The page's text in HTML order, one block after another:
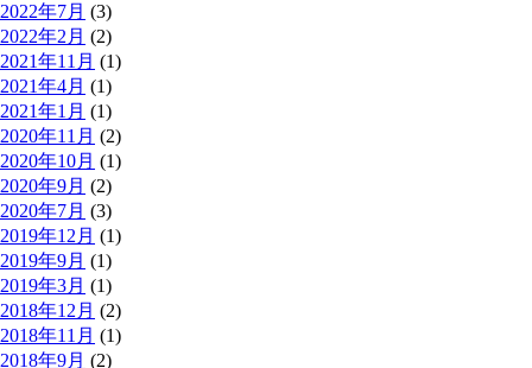
2022年7月 (3)
2022年2月 (2)
2021年11月 (1)
2021年4月 (1)
2021年1月 (1)
2020年11月 (2)
2020年10月 (1)
2020年9月 (2)
2020年7月 (3)
2019年12月 (1)
2019年9月 (1)
2019年3月 (1)
2018年12月 (2)
2018年11月 (1)
2018年9月 (2)